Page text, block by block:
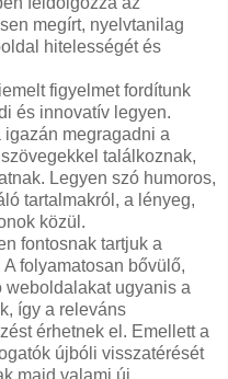
megírt, nyelvtanilag
hitelességét és
figyelmet fordítunk
és innovatív legyen.
megragadni a
találkoznak,
Legyen szó humoros,
tartalmakról, a lényeg,
közül.
fontosnak tartjuk a
folyamatosan bővülő,
weboldalakat ugyanis a
így a releváns
érhetnek el. Emellett a
újbóli visszatérését
majd valami új,